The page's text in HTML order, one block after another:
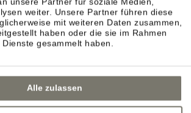
weiter. Unsere Partner führen diese
mit weiteren Daten zusammen,
haben oder die sie im Rahmen
gesammelt haben.
Alle zulassen
UND POOLS IM
Liegewiese für den